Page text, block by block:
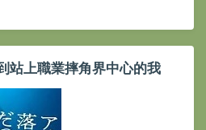
站上職業摔角界中心的我